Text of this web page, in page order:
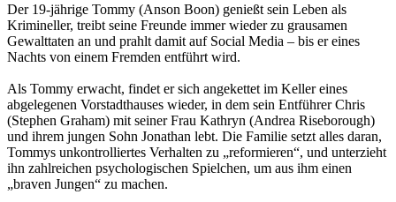
Der 19-jährige Tommy (Anson Boon) genießt sein Leben als
Krimineller, treibt seine Freunde immer wieder zu grausamen
Gewalttaten an und prahlt damit auf Social Media – bis er eines
Nachts von einem Fremden entführt wird.
Als Tommy erwacht, findet er sich angekettet im Keller eines
abgelegenen Vorstadthauses wieder, in dem sein Entführer Chris
(Stephen Graham) mit seiner Frau Kathryn (Andrea Riseborough)
und ihrem jungen Sohn Jonathan lebt. Die Familie setzt alles daran,
Tommys unkontrolliertes Verhalten zu „reformieren“, und unterzieht
ihn zahlreichen psychologischen Spielchen, um aus ihm einen
„braven Jungen“ zu machen.